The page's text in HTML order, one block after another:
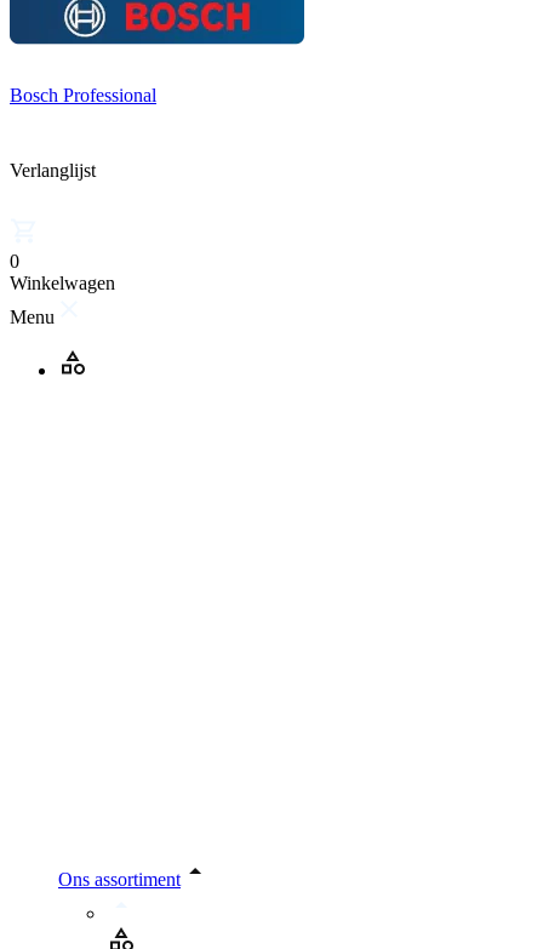
Bosch Professional
Verlanglijst
0
Winkelwagen
Menu
Ons assortiment